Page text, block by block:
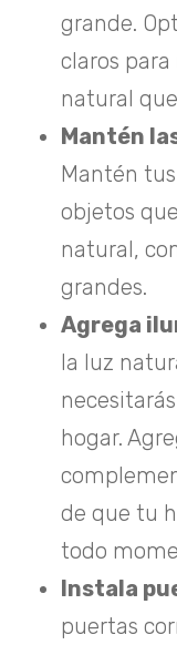
grande.
claros
natural
Mantén
Mantén
objetos
natural,
grandes.
Agrega
la luz
hogar.
de que tu
todo
Instala
puertas